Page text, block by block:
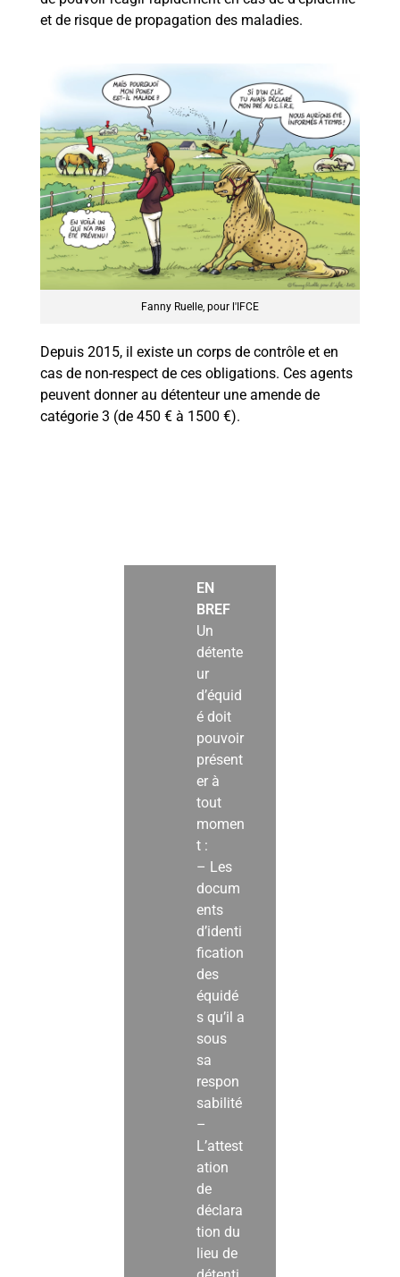
et de risque de propagation des maladies.
Fanny Ruelle, pour l'IFCE
Depuis 2015, il existe un corps de contrôle et en
cas de non-respect de ces obligations. Ces agents
peuvent donner au détenteur une amende de
catégorie 3 (de 450 € à 1500 €).
EN
BREF
Un
détente
ur
d’équid
é doit
pouvoir
présent
er à
tout
momen
t :
– Les
docum
ents
d’identi
fication
des
équidé
s qu’il a
sous
sa
respon
sabilité
–
L’attest
ation
de
déclara
tion du
lieu de